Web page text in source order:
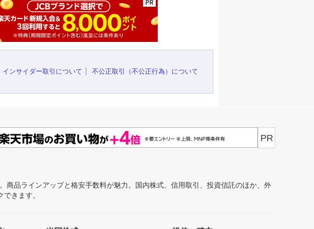
インサイダー取引について
不公正取引（不公正行為）について
PR
品ラインアップと格安手数料が魅力。国内株式、信用取引、投資信託のほか、外
きます。